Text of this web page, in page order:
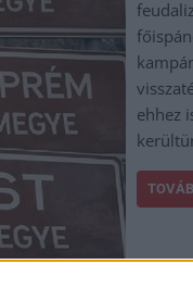
ehhez